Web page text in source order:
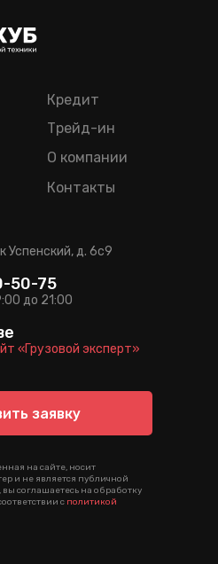
Кредит
Трейд-ин
О компании
Контакты
заявку
на сайте, носит
и не является публичной
соглашаетесь на обработку
с политикой
Успенский, д. 6c9
до 21:00
50-75
«Грузовой эксперт»